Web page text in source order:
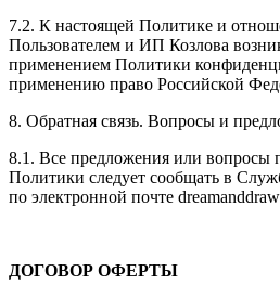
7.2. К настоящей Политике и
Пользователем и ИП Козлова
применением Политики
применению право Российской
8. Обратная связь. Вопросы и
8.1. Все предложения или вопросы
Политики следует сообщать в
по электронной почте
ДОГОВОР ОФЕРТЫ